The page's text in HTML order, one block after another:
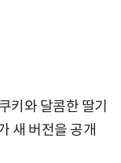
키와 달콤한 딸기
새 버전을 공개